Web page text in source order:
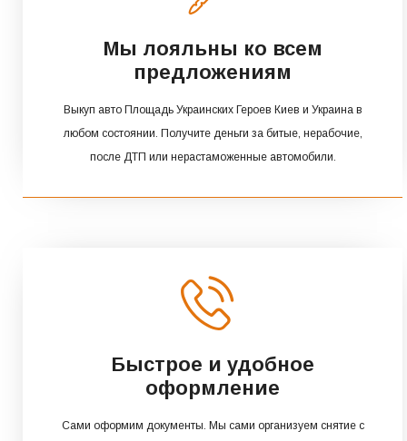
Мы лояльны ко всем
предложениям
Выкуп авто Площадь Украинских Героев Киев и Украина в
любом состоянии. Получите деньги за битые, нерабочие,
после ДТП или нерастаможенные автомобили.
Быстрое и удобное
оформление
Сами оформим документы. Мы сами организуем снятие с